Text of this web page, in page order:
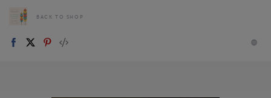
BACK TO SHOP